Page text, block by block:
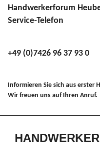
Handwerkerforum
Service-Telefon
+49 (0)7426 96 37 93 0
Informieren Sie sich aus erster
Wir freuen uns auf Ihren Anruf.